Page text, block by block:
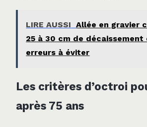
LIRE AUSSI
Allée en gravier
25 à 30 cm de décaissement
erreurs à éviter
Les critères d’octroi
après 75 ans